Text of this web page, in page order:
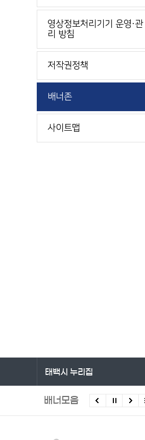
영상정보처리기기 운영·관
리 방침
저작권정책
배너존
사이트맵
태백시 누리집
배너모음